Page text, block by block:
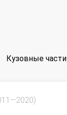
Кузовные части